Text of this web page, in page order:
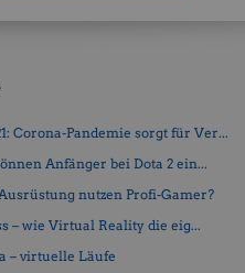
Corona-Pandemie sorgt für Ver...
Anfänger bei Dota 2 ein...
nutzen Profi-Gamer?
– wie Virtual Reality die eig...
– virtuelle Läufe